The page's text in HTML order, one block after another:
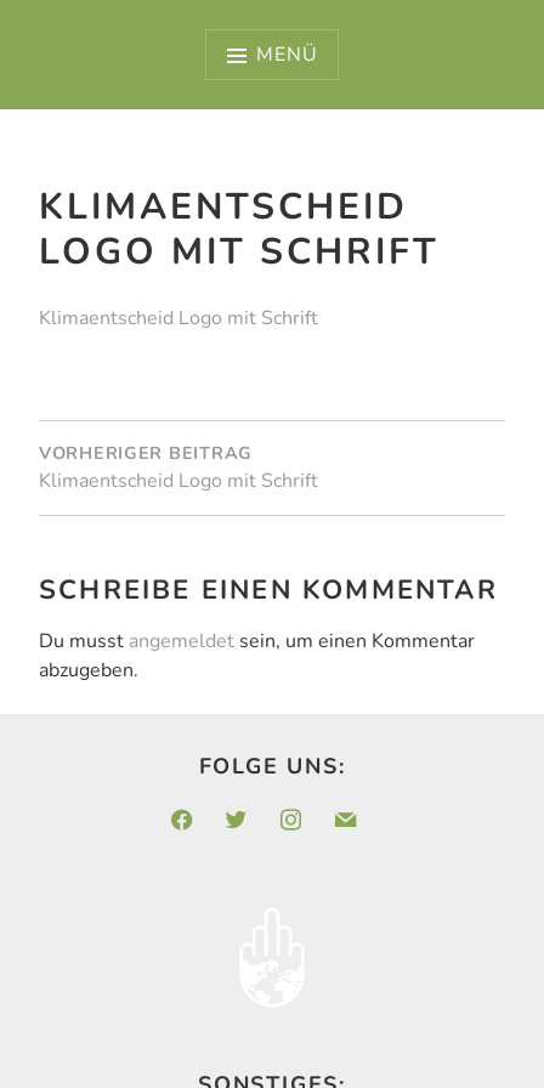
MENÜ
KLIMAENTSCHEID
LOGO MIT SCHRIFT
Klimaentscheid Logo mit Schrift
BEITRAGSNAVIGATION
VORHERIGER BEITRAG
Klimaentscheid Logo mit Schrift
SCHREIBE EINEN KOMMENTAR
Du musst angemeldet sein, um einen Kommentar
abzugeben.
FOLGE UNS:
facebooktwitter instagrammail